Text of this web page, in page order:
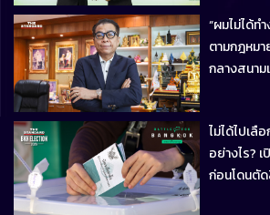
“ผมไม่ได้ท
ตามกฎหม
กลางสนา
ไม่ได้ไปเลื
อย่างไร?
ก่อนโดนตั